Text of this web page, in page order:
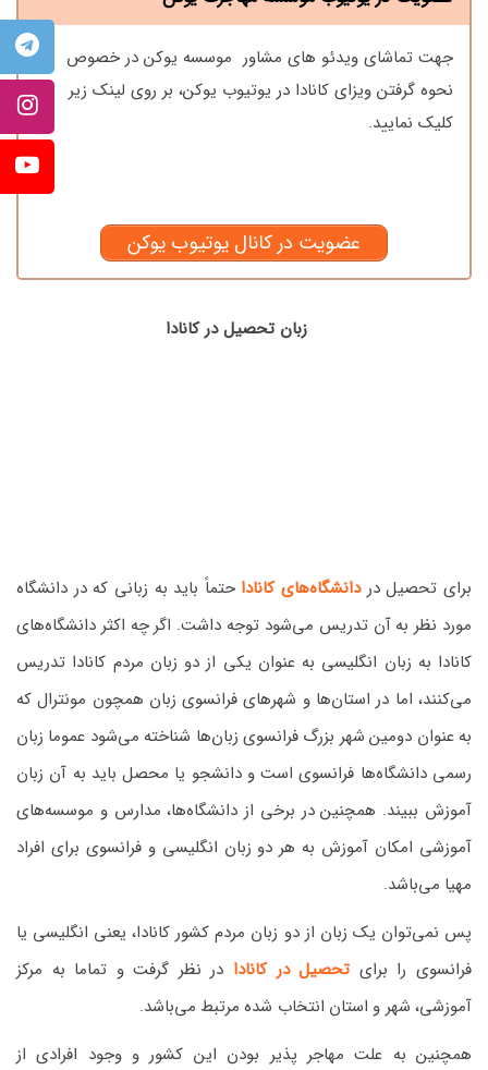
جهت تماشای ویدئو های مشاور موسسه یوکن در خصوص
نحوه گرفتن ویزای کانادا در یوتیوب یوکن، بر روی لینک زیر
کلیک نمایید.
عضویت در کانال یوتیوب یوکن
زبان تحصیل در کانادا
برای تحصیل دردانشگاه‌های کانادا حتماً باید به زبانی که در دانشگاه
مورد نظر به آن تدریس می‌شود توجه داشت. اگر چه اکثر دانشگاه‌های
کانادا به زبان انگلیسی به عنوان یکی از دو زبان مردم کانادا تدریس
می‌کنند، اما در استان‌ها و شهرهای فرانسوی زبان همچون مونترال که
به عنوان دومین شهر بزرگ فرانسوی زبان‌ها شناخته می‌شود عموما زبان
رسمی دانشگاه‌ها فرانسوی است و دانشجو یا محصل باید به آن زبان
آموزش ببیند. همچنین در برخی از دانشگاه‌ها، مدارس و موسسه‌های
آموزشی امکان آموزش به هر دو زبان انگلیسی و فرانسوی برای افراد
مهیا می‌باشد.
پس نمی‌توان یک زبان از دو زبان مردم کشور کانادا، یعنی انگلیسی یا
فرانسوی را برای تحصیل در کانادا در نظر گرفت و تماما به مرکز
آموزشی، شهر و استان انتخاب شده مرتبط می‌باشد.
همچنین به علت مهاجر پذیر بودن این کشور و وجود افرادی از